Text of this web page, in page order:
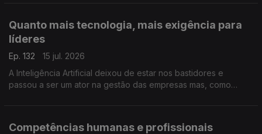
Quanto mais tecnologia, mais exigência para
líderes
Ep. 132
15 jul. 2026
A Inteligência Artificial deixou de estar nos bastidores e
passou a ser um ator na gestão das empresas mas, como
Competências humanas e profissionais